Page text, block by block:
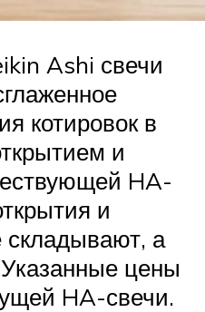
Ashi свечи
котировок в
и
HA-
и
складывают, а
цены
HA-свечи.